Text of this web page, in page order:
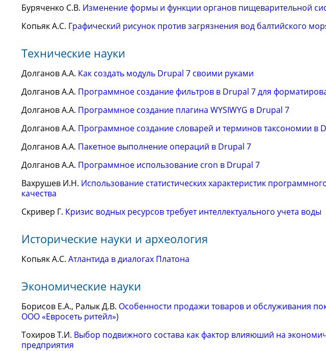
Буряченко С.В. Изменение формы и функции органов пищеварительной
Копьяк А.С. Графический рисунок против загрязнения вод балтийского
Технические науки
Долганов А.А. Как создать модуль Drupal 7 своими руками
Долганов А.А. Программное создание фильтров в Drupal 7 для
Долганов А.А. Программное создание плагина WYSIWYG в Drupal 7
Долганов А.А. Программное создание словарей и терминов таксономии в
Долганов А.А. Пакетное выполнение операций в Drupal 7
Долганов А.А. Программное использование cron в Drupal 7
Вахрушев И.Н. Использование статистических характеристик
качества
Скривер Г. Кризис водных ресурсов требует интеллектуального учета воды
Исторические науки и археология
Копьяк А.С. Атлантида в диалогах Платона
Экономические науки
Борисов Е.А., Ралык Д.В. Особенности продажи товаров и обслуживания
ООО «Евросеть ритейл»)
Тохиров Т.И. Выбор подвижного состава как фактор влияюший на
предприятия